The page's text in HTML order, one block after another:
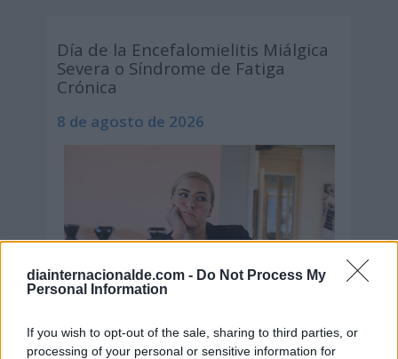
diainternacionalde.com - Do Not Process My
Personal Information
If you wish to opt-out of the sale, sharing to third parties, or
processing of your personal or sensitive information for
Día de la Encefalomielitis Miálgica
Severa o Síndrome de Fatiga
Crónica
8 de agosto de 2026